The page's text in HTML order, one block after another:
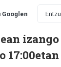
Googlen